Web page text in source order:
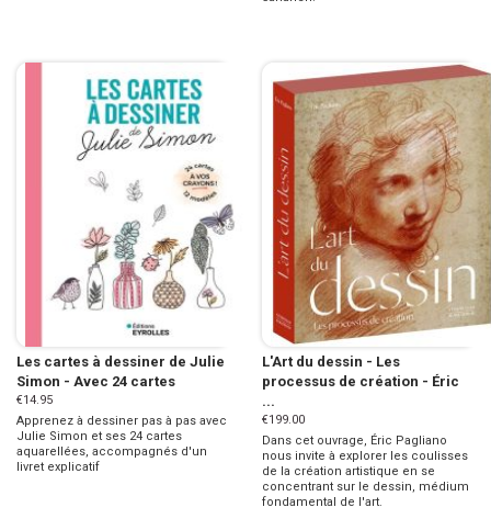
Les cartes à dessiner de Julie
Simon - Avec 24 cartes
€14.95
Apprenez à dessiner pas à pas avec
Julie Simon et ses 24 cartes
aquarellées, accompagnés d'un
livret explicatif
L'Art du dessin - Les
processus de création - Éric
...
€199.00
Dans cet ouvrage, Éric Pagliano
nous invite à explorer les coulisses
de la création artistique en se
concentrant sur le dessin, médium
fondamental de l'art.